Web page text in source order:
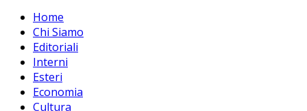
Home
Chi Siamo
Editoriali
Interni
Esteri
Economia
Cultura